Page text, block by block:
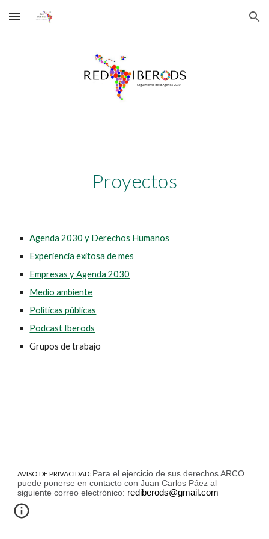
Skip to main content Skip to navigation
Proyectos
Agenda 2030 y Derechos Humanos
Experiencia exitosa de mes
Empresas y Agenda 2030
Medio ambiente
Políticas públicas
Podcast Iberods
Grupos de trabajo
AVISO DE PRIVACIDAD: Para el ejercicio de sus derechos ARCO
puede ponerse en contacto con Juan Carlos Páez al
siguiente correo electrónico: rediberods@gmail.com